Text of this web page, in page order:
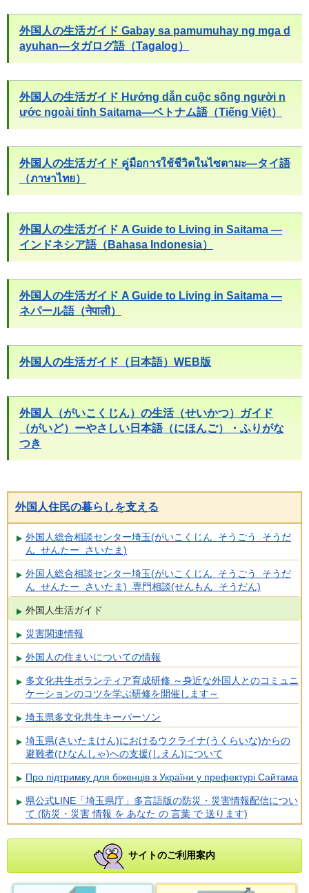
外国人の生活ガイド Gabay sa pamumuhay ng mga d
ayuhan―タガログ語（Tagalog）
外国人の生活ガイド Hướng dẫn cuộc sống người n
ước ngoài tỉnh Saitama―ベトナム語（Tiếng Việt）
外国人の生活ガイド คู่มือการใช้ชีวิตในไซตามะ―タイ語
（ภาษาไทย）
外国人の生活ガイド A Guide to Living in Saitama ―
インドネシア語（Bahasa Indonesia）
外国人の生活ガイド A Guide to Living in Saitama ―
ネパール語（नेपाली）
外国人の生活ガイド（日本語）WEB版
外国人（がいこくじん）の生活（せいかつ）ガイド
（がいど）ーやさしい日本語（にほんご）・ふりがな
つき
外国人住民の暮らしを支える
外国人総合相談センター埼玉(がいこくじん そうごう そうだ
ん せんたー さいたま)
外国人総合相談センター埼玉(がいこくじん そうごう そうだ
ん せんたー さいたま) 専門相談(せんもん そうだん)
外国人生活ガイド
災害関連情報
外国人の住まいについての情報
多文化共生ボランティア育成研修 ～身近な外国人とのコミュニ
ケーションのコツを学ぶ研修を開催します～
埼玉県多文化共生キーパーソン
埼玉県(さいたまけん)におけるウクライナ(うくらいな)からの
避難者(ひなんしゃ)への支援(しえん)について
Про підтримку для біженців з України у префектурі Сайтама
県公式LINE「埼玉県庁」多言語版の防災・災害情報配信につい
て (防災・災害 情報 を あなた の 言葉 で 送ります)
サイトのご利用案内